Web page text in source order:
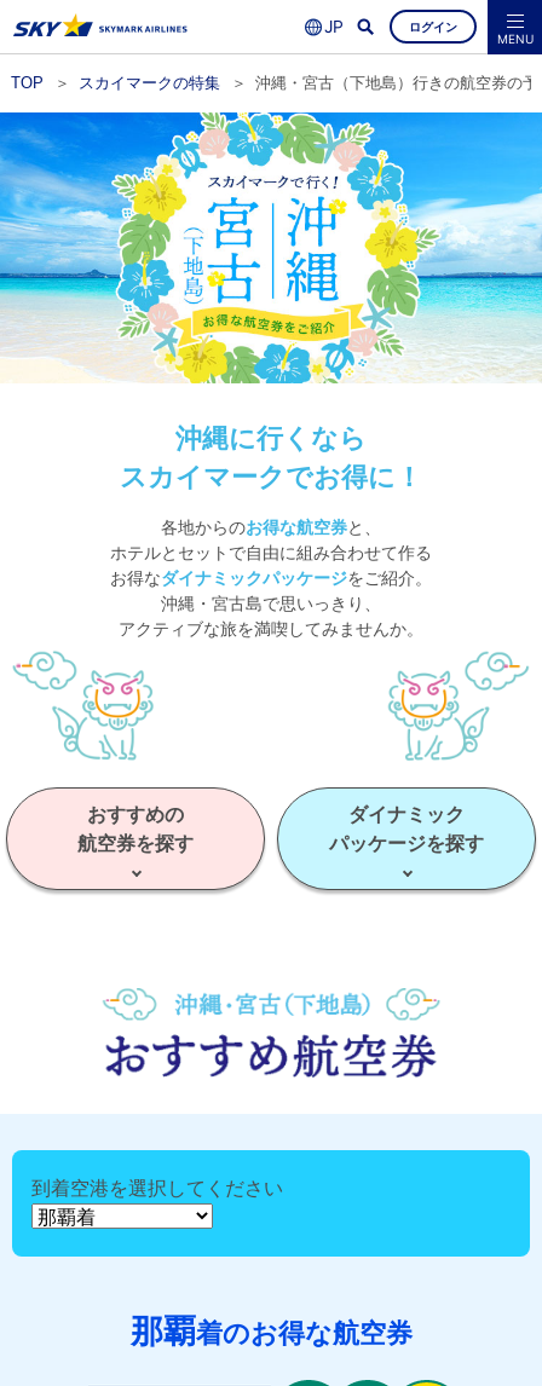
ログイン
空席照会・ご予約
よくあるご質問 MENU
TOP スカイマークの特集 沖縄・宮古（下地島）行きの航空券の予
沖縄に行くなら
スカイマークでお得に！
各地からのお得な航空券と、
ホテルとセットで自由に組み合わせて作る
お得なダイナミックパッケージをご紹介。
沖縄・宮古島で思いっきり、
アクティブな旅を満喫してみませんか。
おすすめの
航空券を探す
ダイナミック
パッケージを探す
到着空港を選択してください
那覇着のお得な航空券